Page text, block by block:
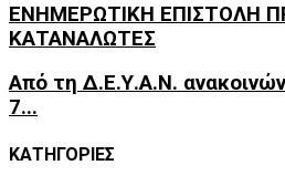
ΕΝΗΜΕΡΩΤΙΚΗ ΕΠΙΣΤΟΛΗ
ΚΑΤΑΝΑΛΩΤΕΣ
Από τη Δ.Ε.Υ.Α.Ν.
7...
ΚΑΤΗΓΟΡΙΕΣ